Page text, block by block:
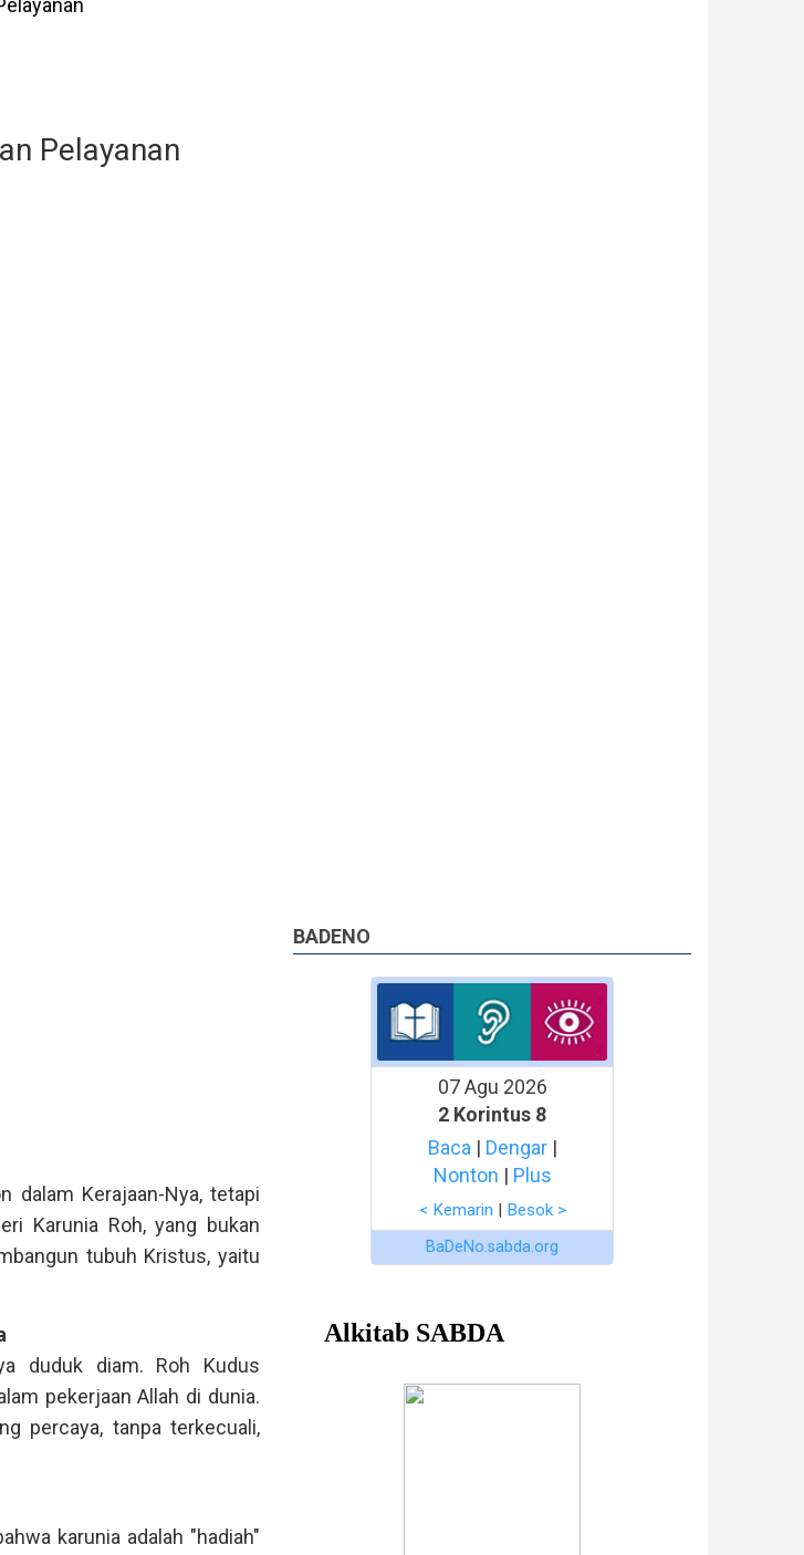
Pelayanan
dalam Kerajaan-Nya, tetapi
Karunia Roh, yang bukan
tubuh Kristus, yaitu
duduk diam. Roh Kudus
pekerjaan Allah di dunia.
percaya, tanpa terkecuali,
karunia adalah "hadiah"
BADENO
07 Agu 2026
2 Korintus 8
Baca | Dengar|
Nonton | Plus
< Kemarin | Besok >
BaDeNo.sabda.org